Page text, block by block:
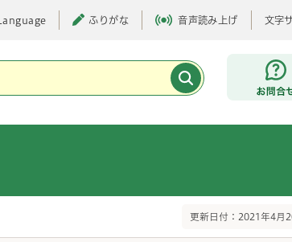
Language ふりがな 音声読み上げ 文字
お
更新日付：2021年4月